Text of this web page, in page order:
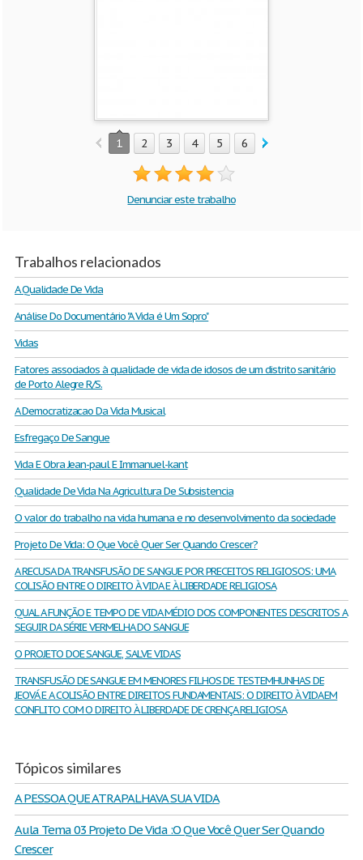
1 2 3 4 5 6 7
Denunciar este trabalho
Trabalhos relacionados
A Qualidade De Vida
Análise Do Documentário "A Vida é Um Sopro"
Vidas
Fatores associados à qualidade de vida de idosos de um distrito sanitário
de Porto Alegre R/S.
A Democratizacao Da Vida Musical
Esfregaço De Sangue
Vida E Obra Jean-paul E Immanuel-kant
Qualidade De Vida Na Agricultura De Subsistencia
O valor do trabalho na vida humana e no desenvolvimento da sociedade
Projeto De Vida: O Que Você Quer Ser Quando Crescer?
A RECUSA DA TRANSFUSÃO DE SANGUE POR PRECEITOS RELIGIOSOS: UMA
COLISÃO ENTRE O DIREITO À VIDA E À LIBERDADE RELIGIOSA
QUAL A FUNÇÃO E TEMPO DE VIDA MÉDIO DOS COMPONENTES DESCRITOS A
SEGUIR DA SÉRIE VERMELHA DO SANGUE
O PROJETO DOE SANGUE, SALVE VIDAS
TRANSFUSÃO DE SANGUE EM MENORES FILHOS DE TESTEMHUNHAS DE
JEOVÁ E A COLISÃO ENTRE DIREITOS FUNDAMENTAIS: O DIREITO À VIDA EM
CONFLITO COM O DIREITO À LIBERDADE DE CRENÇA RELIGIOSA
Tópicos similares
A PESSOA QUE ATRAPALHAVA SUA VIDA
Aula Tema 03 Projeto De Vida :O Que Você Quer Ser Quando
Crescer